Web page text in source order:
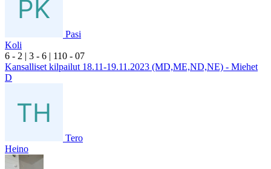
Pasi
Koli
6 - 2 | 3 - 6 | 110 - 07
Kansalliset kilpailut 18.11-19.11.2023 (MD,ME,ND,NE) - Miehet
D
Tero
Heino